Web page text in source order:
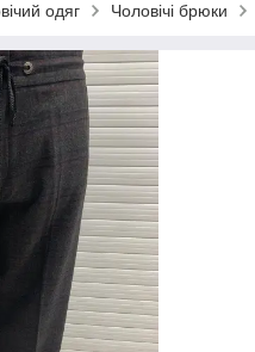
одяг Чоловічі брюки